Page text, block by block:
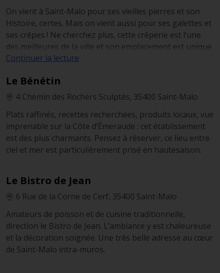
On vient à Saint-Malo pour ses vieilles pierres et son
Histoire, certes. Mais on vient aussi pour ses galettes et
ses crêpes ! Ne cherchez plus, cette crêperie est l’une
des meilleures de la ville et son emplacement est unique
: sur les remparts même. Réservez une table en terrasse
coucher de soleil avant de ravir vos papilles.
Continuer la lecture
Le Bénétin
4 Chemin des Rochers Sculptés, 35400 Saint-Malo
Plats raffinés, recettes recherchées, produits locaux, vue
imprenable sur la Côte d’Émeraude : cet établissement
est des plus charmants. Pensez à réserver, ce lieu entre
ciel et mer est particulièrement prisé en hautesaison.
Le Bistro de Jean
6 Rue de la Corne de Cerf, 35400 Saint-Malo
Amateurs de poisson et de cuisine traditionnelle,
direction le Bistro de Jean. L’ambiance y est chaleureuse
et la décoration soignée. Une très belle adresse au cœur
de Saint-Malo intra-muros.